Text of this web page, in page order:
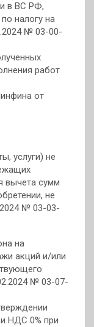
в ВС РФ,
налогу на
№ 03-00-
работ
от
услуги) не
вычета сумм
не
№ 03-03-
на
акций и/или
№ 03-07-
НДС 0% при